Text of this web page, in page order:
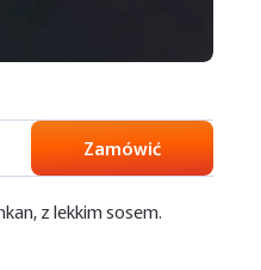
Zamówić
z lekkim sosem.